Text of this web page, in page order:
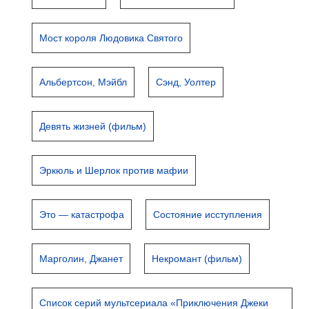
Мост короля Людовика Святого
Альбертсон, Мэйбл Сэнд, Уолтер
Девять жизней (фильм)
Эркюль и Шерлок против мафии
Это — катастрофа Состояние исступления
Марголин, Джанет Некромант (фильм)
Список серий мультсериала «Приключения Джеки